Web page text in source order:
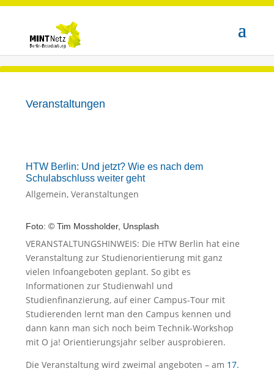
Veranstaltungen
HTW Berlin: Und jetzt? Wie es nach dem
Schulabschluss weiter geht
Allgemein, Veranstaltungen
Foto: © Tim Mossholder, Unsplash
VERANSTALTUNGSHINWEIS: Die HTW Berlin hat eine
Veranstaltung zur Studienorientierung mit ganz
vielen Infoangeboten geplant. So gibt es
Informationen zur Studienwahl und
Studienfinanzierung, auf einer Campus-Tour mit
Studierenden lernt man den Campus kennen und
dann kann man sich noch beim Technik-Workshop
mit O ja! Orientierungsjahr selber ausprobieren.
Die Veranstaltung wird zweimal angeboten – am 17.